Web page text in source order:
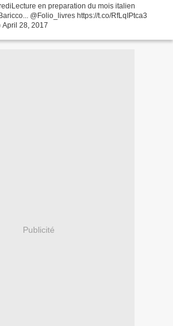
en preparation du mois italien
@Folio_livres https://t.co/RfLqIPtca3
April 28, 2017
Publicité